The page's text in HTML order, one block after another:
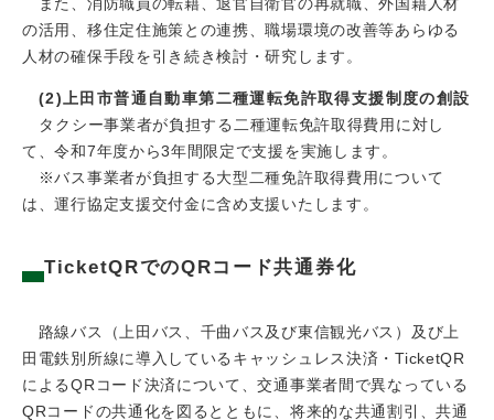
の活用、移住定住施策との連携、職場環境の改善等あらゆる
人材の確保手段を引き続き検討・研究します。
(2)上田市普通自動車第二種運転免許取得支援制度の創設
タクシー事業者が負担する二種運転免許取得費用に対し
て、令和7年度から3年間限定で支援を実施します。​
※バス事業者が負担する大型二種免許取得費用について
は、運行協定支援交付金に含め支援いたします。
TicketQRでのQRコード共通券化
路線バス（上田バス、千曲バス及び東信観光バス）及び上
田電鉄別所線に導入しているキャッシュレス決済・TicketQR
によるQRコード決済について、交通事業者間で異なっている
QRコードの共通化を図るとともに、将来的な共通割引、共通